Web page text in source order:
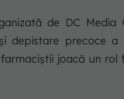
de DC
depistare precoce a
joacă un